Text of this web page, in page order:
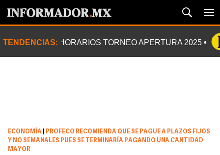
TENDENCIAS: HORARIOS TORNEO APERTURA 2025
ECONOMÍA
PROFECO RECOMIENDA QUE SE PAGUE A PLAZOS FIJOS
Y NO SEMANALES PUES SE TERMINARÍA PAGANDO UNA CANTIDAD
MAYOR